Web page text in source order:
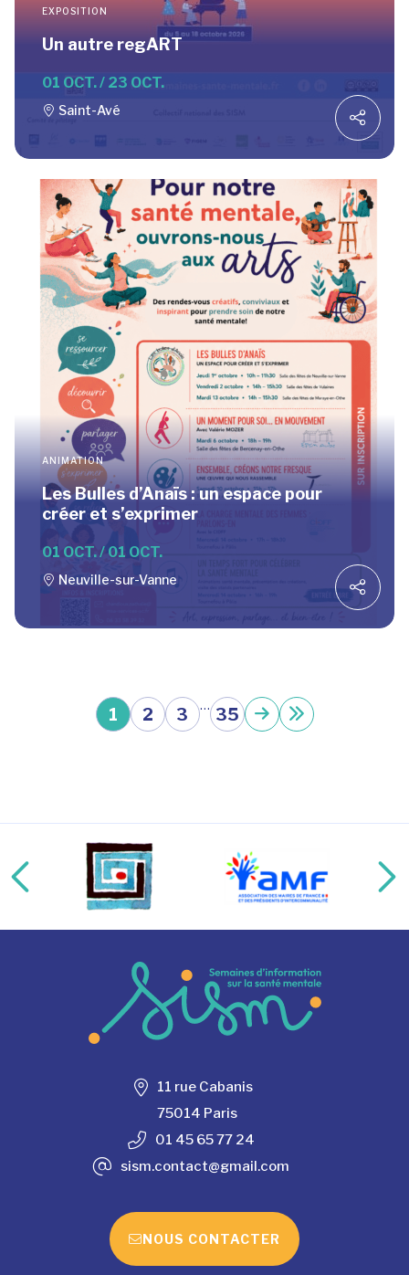
EXPOSITION
Un autre regART
01 OCT. / 23 OCT.
Saint-Avé
ANIMATION
Les Bulles d’Anaïs : un espace pour
créer et s’exprimer
01 OCT. / 01 OCT.
Neuville-sur-Vanne
1 2 3 … 35
11 rue Cabanis
75014 Paris
01 45 65 77 24
sism.contact@gmail.com
NOUS CONTACTER